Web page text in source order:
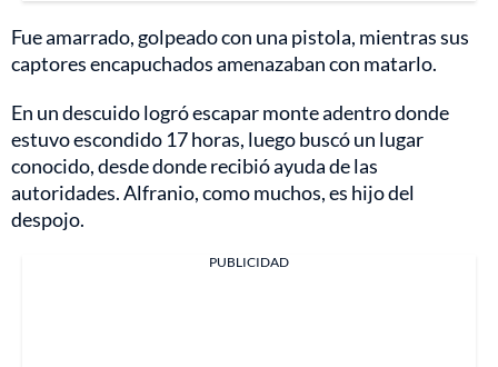
Fue amarrado, golpeado con una pistola, mientras sus
captores encapuchados amenazaban con matarlo.
En un descuido logró escapar monte adentro donde
estuvo escondido 17 horas, luego buscó un lugar
conocido, desde donde recibió ayuda de las
autoridades. Alfranio, como muchos, es hijo del
despojo.
PUBLICIDAD